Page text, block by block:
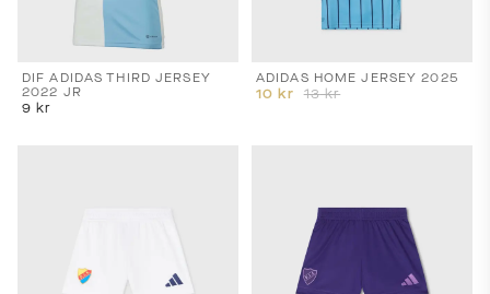
DIF ADIDAS THIRD JERSEY
2022 JR
9 kr
ADIDAS HOME JERSEY 2025
10 kr 13kr